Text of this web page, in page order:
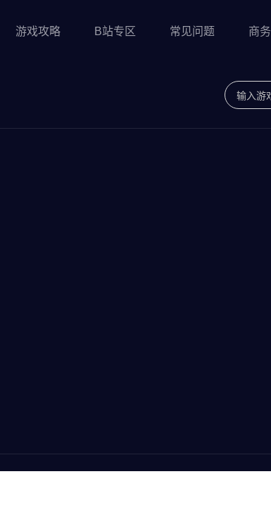
游戏攻略 B站专区 常见问题 商